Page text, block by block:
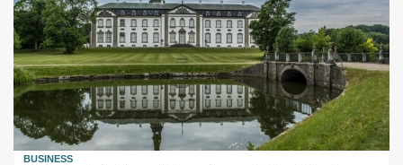
BUSINESS